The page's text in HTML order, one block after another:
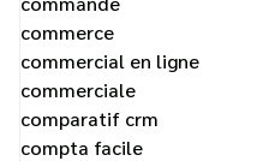
commerce
commercial en ligne
commerciale
comparatif crm
compta facile